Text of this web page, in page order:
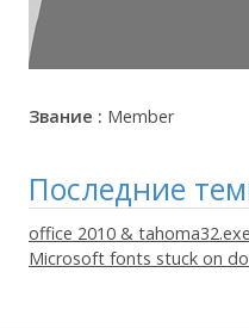
Звание : Member
Последние
office 2010 & tahoma32.exe
Microsoft fonts stuck on